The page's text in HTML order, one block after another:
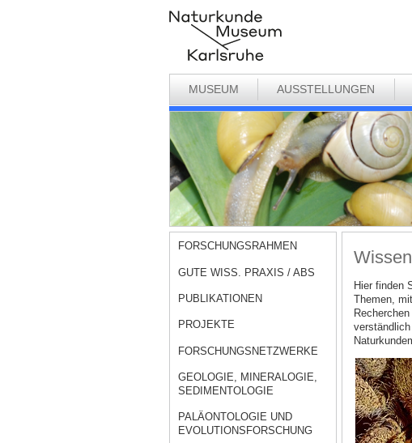
MUSEUM AUSSTELLUNGEN
FORSCHUNGSRAHMEN
GUTE WISS. PRAXIS / ABS
PUBLIKATIONEN
PROJEKTE
FORSCHUNGSNETZWERKE
GEOLOGIE, MINERALOGIE,
SEDIMENTOLOGIE
PALÄONTOLOGIE UND
EVOLUTIONSFORSCHUNG
Hier finden
Themen,